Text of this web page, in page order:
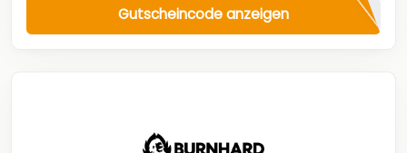
Gutscheincode anzeigen